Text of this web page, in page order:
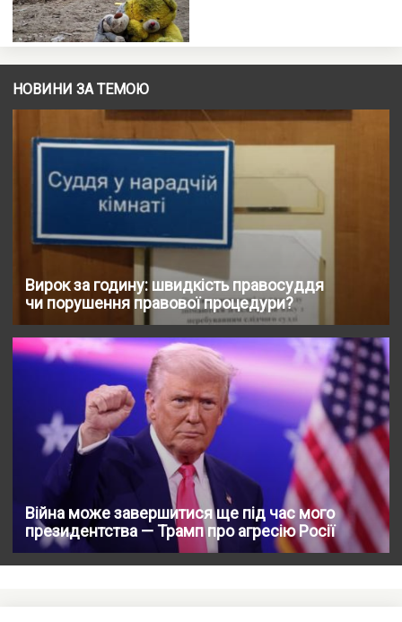
НОВИНИ ЗА ТЕМОЮ
Вирок за годину: швидкість правосуддя
чи порушення правової процедури?
Війна може завершитися ще під час мого
президентства — Трамп про агресію Росії